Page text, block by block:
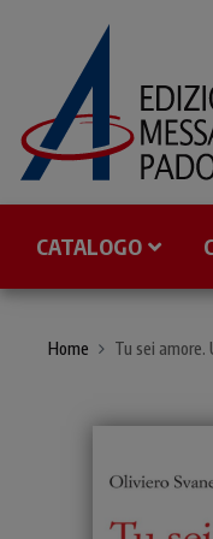
CATALOGO
Home Tu sei